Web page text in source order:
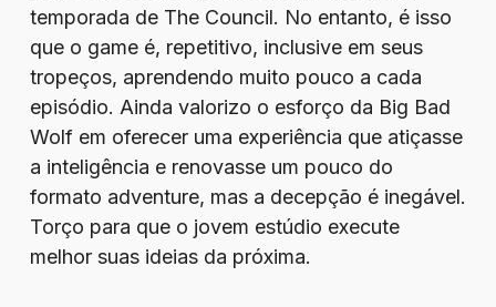
temporada de The Council. No entanto, é isso
que o game é, repetitivo, inclusive em seus
tropeços, aprendendo muito pouco a cada
episódio. Ainda valorizo o esforço da Big Bad
Wolf em oferecer uma experiência que atiçasse
a inteligência e renovasse um pouco do
formato adventure, mas a decepção é inegável.
Torço para que o jovem estúdio execute
melhor suas ideias da próxima.